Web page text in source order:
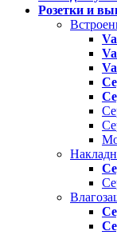
Розетки и